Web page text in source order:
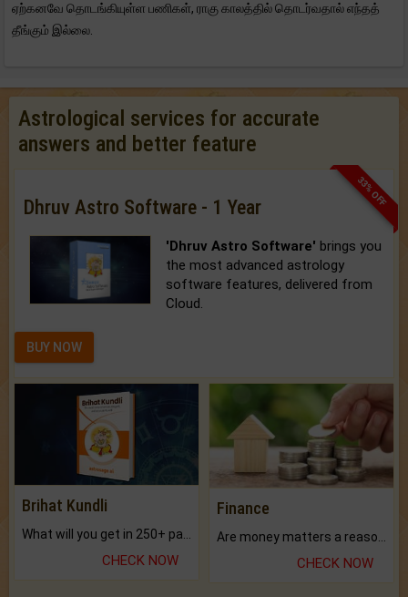
ஏற்கனவே தொடங்கியுள்ள பணிகள், ராகு காலத்தில் தொடர்வதால் எந்தத்
தீங்கும் இல்லை.
Astrological services for accurate
answers and better feature
33% OFF
Dhruv Astro Software - 1 Year
'Dhruv Astro Software' brings you
the most advanced astrology
software features, delivered from
Cloud.
BUY NOW
Brihat Kundli
CHECK NOW
Finance
CHECK NOW